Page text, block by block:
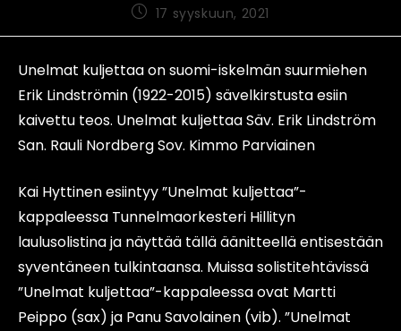
17 syyskuun, 2021
Unelmat kuljettaa on suomi-iskelmän suurmiehen
Erik Lindströmin (1922-2015) sävelkirstusta esiin
kaivettu teos. Unelmat kuljettaa Säv. Erik Lindström
San. Rauli Nordberg Sov. Kimmo Parviainen
Kai Hyttinen esiintyy ”Unelmat kuljettaa”-
kappaleessa Tunnelmaorkesteri Hillityn
laulusolistina ja näyttää tällä äänitteellä entisestään
syventäneen tulkintaansa. Muissa solistitehtävissä
”Unelmat kuljettaa”-kappaleessa ovat Martti
Peippo (sax) ja Panu Savolainen (vib). ”Unelmat